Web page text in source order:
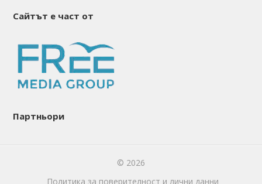
Сайтът е част от
Партньори
© 2026
Политика за поверителност и лични данни